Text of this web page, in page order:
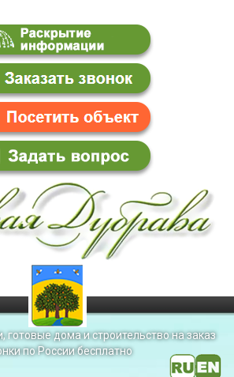
готовые дома и строительство на заказ
по России бесплатно